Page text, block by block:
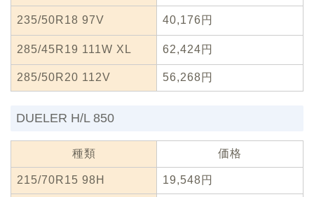
235/50R18 97V 40,176円
285/45R19 111W XL 62,424円
285/50R20 112V 56,268円
DUELER H/L 850
種類 価格
215/70R15 98H 19,548円